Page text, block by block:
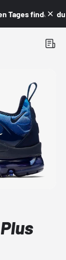
Tages findest du